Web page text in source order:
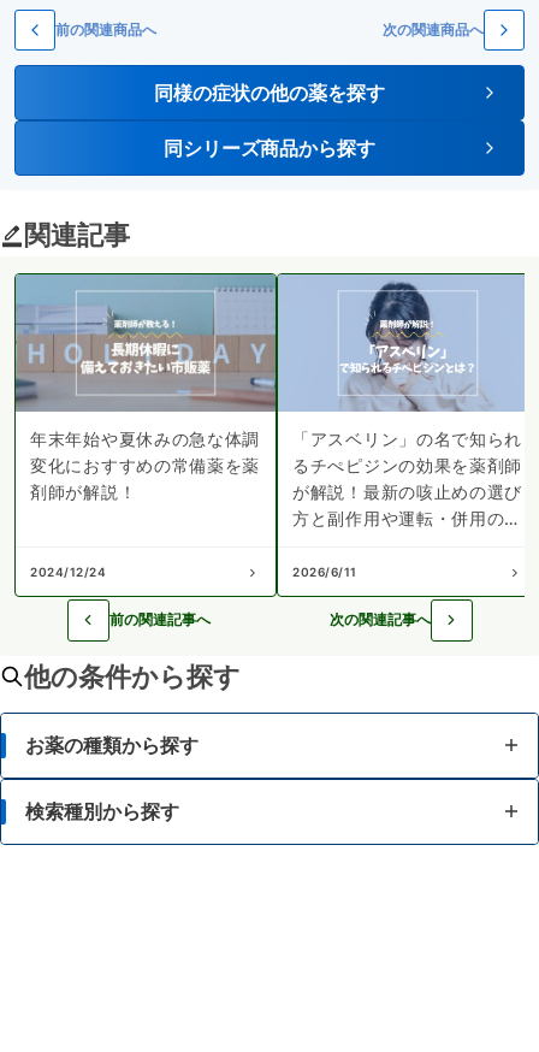
前の関連商品へ 次の関連商品へ
同様の症状の他の薬を探す
同シリーズ商品から探す
関連記事
年末年始や夏休みの急な体調
変化におすすめの常備薬を薬
剤師が解説！
2024/12/24
「アスベリン」の名で知られ
るチぺピジンの効果を薬剤師
が解説！最新の咳止めの選び
方と副作用や運転・併用の注
2026/6/11
前の関連記事へ 次の関連記事へ
他の条件から探す
お薬の種類から探す
かぜ薬
検索種別から探す